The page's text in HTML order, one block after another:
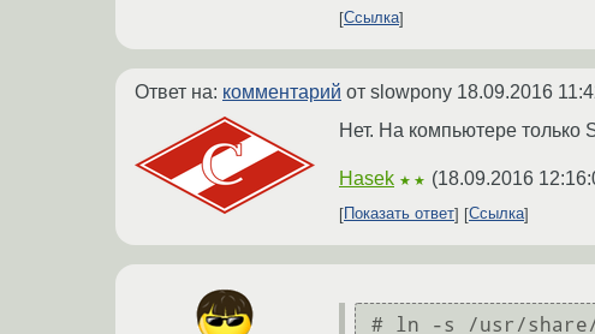
Ссылка
Ответ на: комментарий от slowpony 18.09.2016
Нет. На компьютере только
Hasek ★★ (18.09.2016
Показать ответ
Ссылка